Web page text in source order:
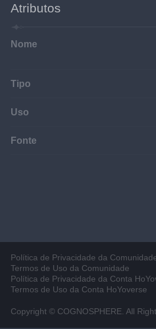
Atributos
Nome
Tipo
Uso
Fonte
Política de Privacidade da
Termos de Uso da Comunidade
Política de Privacidade da Conta
Termos de Uso da Conta HoYoverse
Copyright © COGNOSPHERE. All